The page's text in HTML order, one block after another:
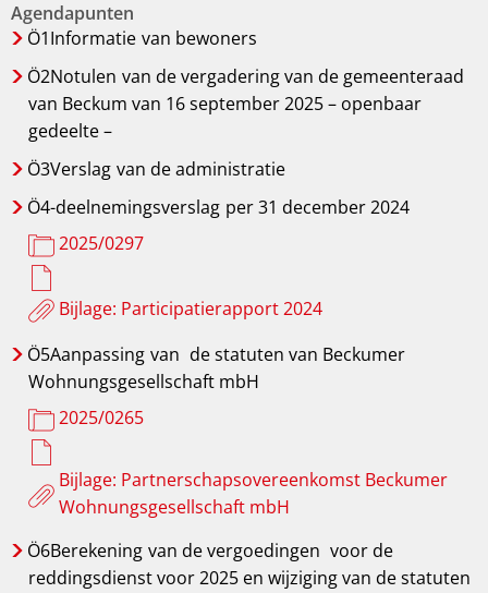
Agendapunten
Ö1Informatie van bewoners
Ö2Notulen van de vergadering van de gemeenteraad
van Beckum van 16 september 2025 – openbaar
gedeelte –
Ö3Verslag van de administratie
Ö4-deelnemingsverslag per 31 december 2024
2025/0297
Bijlage: Participatierapport 2024
Ö5Aanpassing van de statuten van Beckumer
Wohnungsgesellschaft mbH
2025/0265
Bijlage: Partnerschapsovereenkomst Beckumer
Wohnungsgesellschaft mbH
Ö6Berekening van de vergoedingen voor de
reddingsdienst voor 2025 en wijziging van de statuten